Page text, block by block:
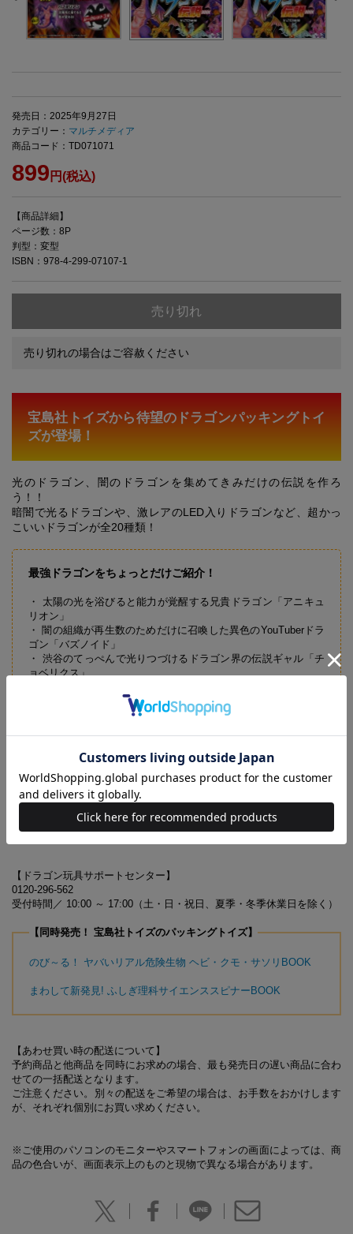
発売日：2025年9月27日
カテゴリー： マルチメディア
商品コード：TD071071
899 円(税込)
【商品詳細】
ページ数：8P
判型：変型
ISBN：978-4-299-07107-1
売り切れ
売り切れの場合はご容赦ください
宝島社トイズから待望のドラゴンパッキングトイ
ズが登場！
光のドラゴン、闇のドラゴンを集めてきみだけの伝説を作ろ
う！！
暗闇で光るドラゴンや、激レアのLED入りドラゴンなど、超かっ
こいいドラゴンが全20種類！
最強ドラゴンをちょっとだけご紹介！
・ 太陽の光を浴びると能力が覚醒する兄貴ドラゴン「アニキュ
リオン」
・ 闇の組織が再生数のためだけに召喚した異色のYouTuberドラ
ゴン「バズノイド」
・ 渋谷のてっぺんで光りつづけるドラゴン界の伝説ギャル「チ
ョベリクス」
て戦わせて、きみだけの伝説を作ってみよう！
※ドラゴンはランダムで1つ入っています
※イラストはイメージです。デザインは実際の製品と異なります
対象年齢6歳以上
【ドラゴン玩具サポートセンター】
0120-296-562
受付時間／ 10:00 ～ 17:00（土・日・祝日、夏季・冬季休業日を除く）
【同時発売！ 宝島社トイズのパッキングトイズ】
のび～る！ ヤバいリアル危険生物 ヘビ・クモ・サソリBOOK
まわして新発見! ふしぎ理科サイエンススピナーBOOK
【あわせ買い時の配送について】
予約商品と他商品を同時にお求めの場合、最も発売日の遅い商品に合わ
せての一括配送となります。
ご注意ください。別々の配送をご希望の場合は、お手数をおかけします
が、それぞれ個別にお買い求めください。
※ご使用のパソコンのモニターやスマートフォンの画面によっては、商
品の色合いが、画面表示上のものと現物で異なる場合があります。